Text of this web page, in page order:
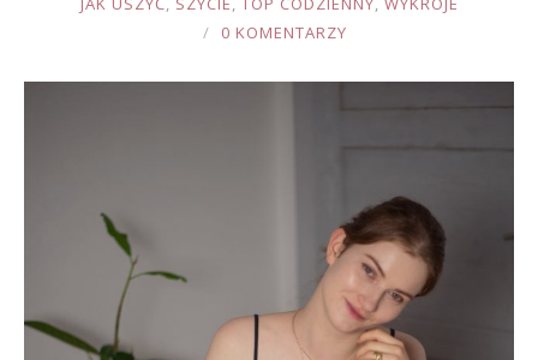
0 KOMENTARZY